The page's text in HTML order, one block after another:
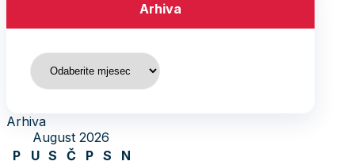
Arhiva
Arhiva
Arhiva
August 2026
P
U S Č P S
N